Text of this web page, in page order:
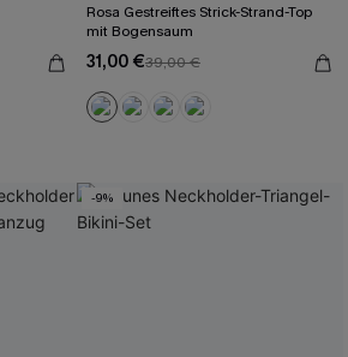
Rosa Gestreiftes Strick-Strand-Top
mit Bogensaum
31,00 €39,00 €
-9%